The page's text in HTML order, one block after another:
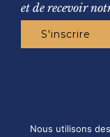
et de recevoir
Nous utilisons